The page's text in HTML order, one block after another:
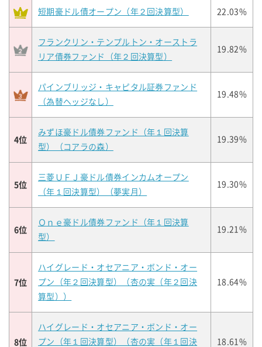
短期豪ドル債オープン（年２回決算型） 22.03%
フランクリン・テンプルトン・オーストラ
リア債券ファンド（年２回決算型）
19.82%
パインブリッジ・キャピタル証券ファンド
（為替ヘッジなし）
19.48%
4位
みずほ豪ドル債券ファンド（年１回決算
型）（コアラの森）
19.39%
5位
三菱ＵＦＪ豪ドル債券インカムオープン
（年１回決算型）（夢実月）
19.30%
6位
Ｏｎｅ豪ドル債券ファンド（年１回決算
型）
19.21%
7位
ハイグレード・オセアニア・ボンド・オー
プン（年２回決算型）（杏の実（年２回決
算型））
18.64%
8位
ハイグレード・オセアニア・ボンド・オー
プン（年１回決算型）（杏の実（年１回決
18.61%